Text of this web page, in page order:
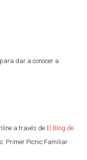
dar a conocer a
a través de El Blog de
Primer Picnic Familiar